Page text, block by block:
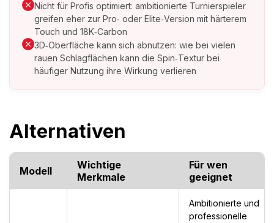
Nicht für Profis optimiert: ambitionierte Turnierspieler
greifen eher zur Pro‑ oder Elite‑Version mit härterem
Touch und 18K‑Carbon
3D‑Oberfläche kann sich abnutzen: wie bei vielen
rauen Schlagflächen kann die Spin‑Textur bei
häufiger Nutzung ihre Wirkung verlieren
Alternativen
Modell
Wichtige
Merkmale
Für wen
geeignet
Ambitionierte und
professionelle